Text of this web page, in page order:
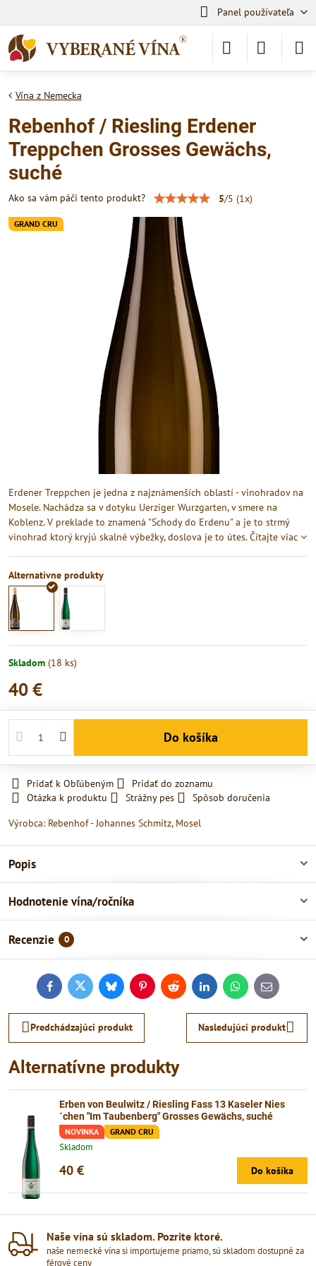
Panel používateľa
GRAND CRU
Vína z Nemecka
Rebenhof / Riesling Erdener
Treppchen Grosses Gewächs,
suché
Ako sa vám páči tento produkt? 5/5 (1x)
Erdener Treppchen je jedna z najznámenších oblastí - vinohradov na
Mosele. Nachádza sa v dotyku Uerziger Wurzgarten, v smere na
Koblenz. V preklade to znamená "Schody do Erdenu" a je to strmý
vinohrad ktorý kryjú skalné výbežky, doslova je to útes.Čítajte viac
Skladom (18 ks)
40 €
Do košíka
Pridať k Obľúbeným
Pridať do zoznamu
Otázka k produktu
Strážny pes
Spôsob doručenia
Výrobca: Rebenhof - Johannes Schmitz, Mosel
Popis
Hodnotenie vína/ročníka
Recenzie 0
FacebookTwitterBlueskyPinterestReddit LinkedInWhatsApp
E-
mail
Predchádzajúci produkt Nasledujúci produkt
Alternatívne produkty
Erben von Beulwitz / Riesling Fass 13 Kaseler Nies
´chen "Im Taubenberg" Grosses Gewächs, suché
NOVINKA GRAND CRU
Skladom
40 € Do košíka
Naše vína sú skladom​. Pozrite ktoré​.
naše nemecké vína si importujeme priamo, sú skladom dostupné za
férové ceny